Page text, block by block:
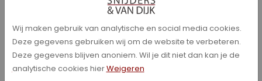
Achterbank neerklapbaar (gelijke delen)
Achterbank neerklapbaar (ongelijke delen)
Afstandsbediening Centrale Deurvergrendeling
Airbag(s)
Airbag(s) voor
Wij maken gebruik van analytische en social media cookies.
Deze gegevens gebruiken wij om de website te verbeteren.
Deze gegevens blijven anoniem. Wil je dit niet dan kan je de
analytische cookies hierWeigeren